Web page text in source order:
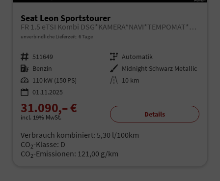
Seat Leon Sportstourer
FR 1.5 eTSI Kombi DSG*KAMERA*NAVI*TEMPOMAT*3-ZONE KILMAAUTOMATIK*VIRTUAL COCKPIT*
unverbindliche Lieferzeit: 6 Tage
Fahrzeugnr. 511649 Getriebe Automatik
Kraftstoff Benzin Außenfarbe Midnight Schwarz Metallic
Leistung 110 kW (150 PS) Kilometerstand 10 km
01.11.2025
31.090,– €
incl. 19% MwSt. Details
Verbrauch kombiniert: 5,30 l/100km
CO2-Klasse: D
CO2-Emissionen: 121,00 g/km